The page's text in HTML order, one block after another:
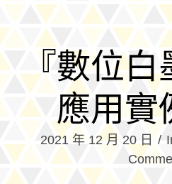
『數位白
應用實
2021 年 12 月 20 日